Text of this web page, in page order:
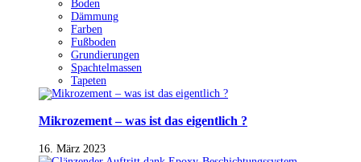
Boden
Dämmung
Farben
Fußboden
Grundierungen
Spachtelmassen
Tapeten
Mikrozement – was ist das eigentlich ?
16. März 2023